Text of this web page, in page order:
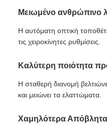
Μειωμένο ανθρώπινο
Η αυτόματη οπτική
τις χειροκίνητες ρυθμίσεις.
Καλύτερη ποιότητα
Η σταθερή διανομή
και μειώνει τα ελαττώματα.
Χαμηλότερα